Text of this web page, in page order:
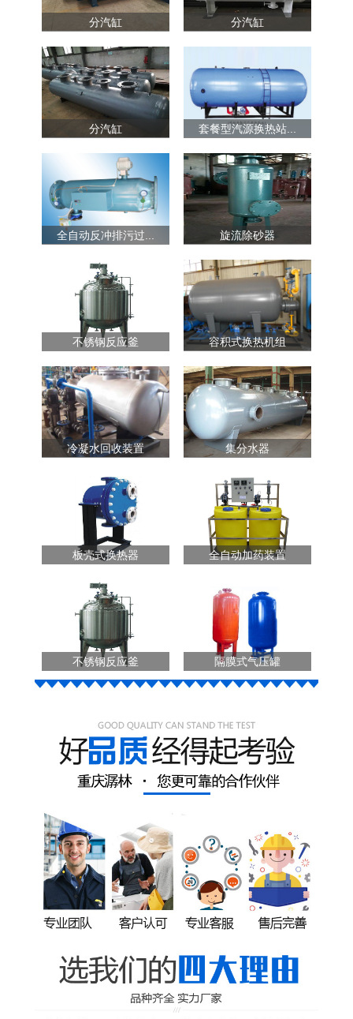
分汽缸 分汽缸
分汽缸 套餐型汽源换热站...
全自动反冲排污过... 旋流除砂器
不锈钢反应釜 容积式换热机组
冷凝水回收装置 集分水器
板壳式换热器 全自动加药装置
不锈钢反应釜 隔膜式气压罐